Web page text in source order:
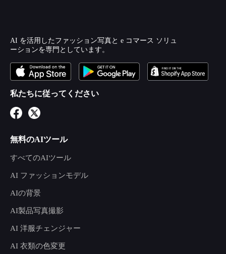
AI を活用したファッション写真と e コマース ソリュ
ーションを専門としています。
私たちに従ってください
無料のAIツール
すべてのAIツール
AI ファッションモデル
AIの背景
AI製品写真撮影
AI 洋服チェンジャー
AI 衣類の色変更